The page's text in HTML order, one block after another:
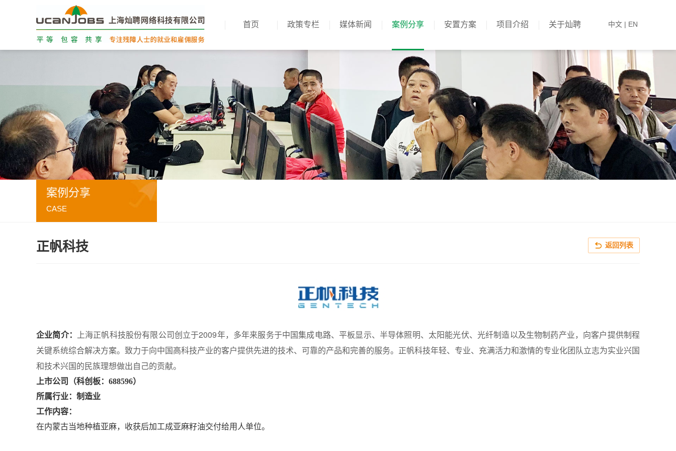
首页 政策专栏 媒体新闻 案例分享 安置方案 项目介绍 关于灿聘 中文 | EN
案例分享
CASE
正帆科技 返回列表
企业简介： 上海正帆科技股份有限公司创立于2009年，多年来服务于中国集成电路、平板显示、半导体照明、太阳能光伏、光纤制造以及生物制药产业，向客户提供制程
关键系统综合解决方案。致力于向中国高科技产业的客户提供先进的技术、可靠的产品和完善的服务。正帆科技年轻、专业、充满活力和激情的专业化团队立志为实业兴国
和技术兴国的民族理想做出自己的贡献。
上市公司（科创板：688596）
所属行业：制造业
工作内容：
在内蒙古当地种植亚麻，收获后加工成亚麻籽油交付给用人单位。